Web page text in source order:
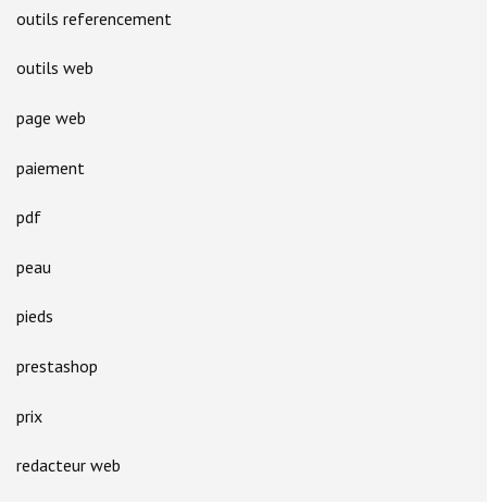
outils referencement
outils web
page web
paiement
pdf
peau
pieds
prestashop
prix
redacteur web